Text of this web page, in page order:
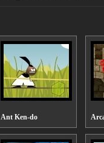
Ant Ken-do